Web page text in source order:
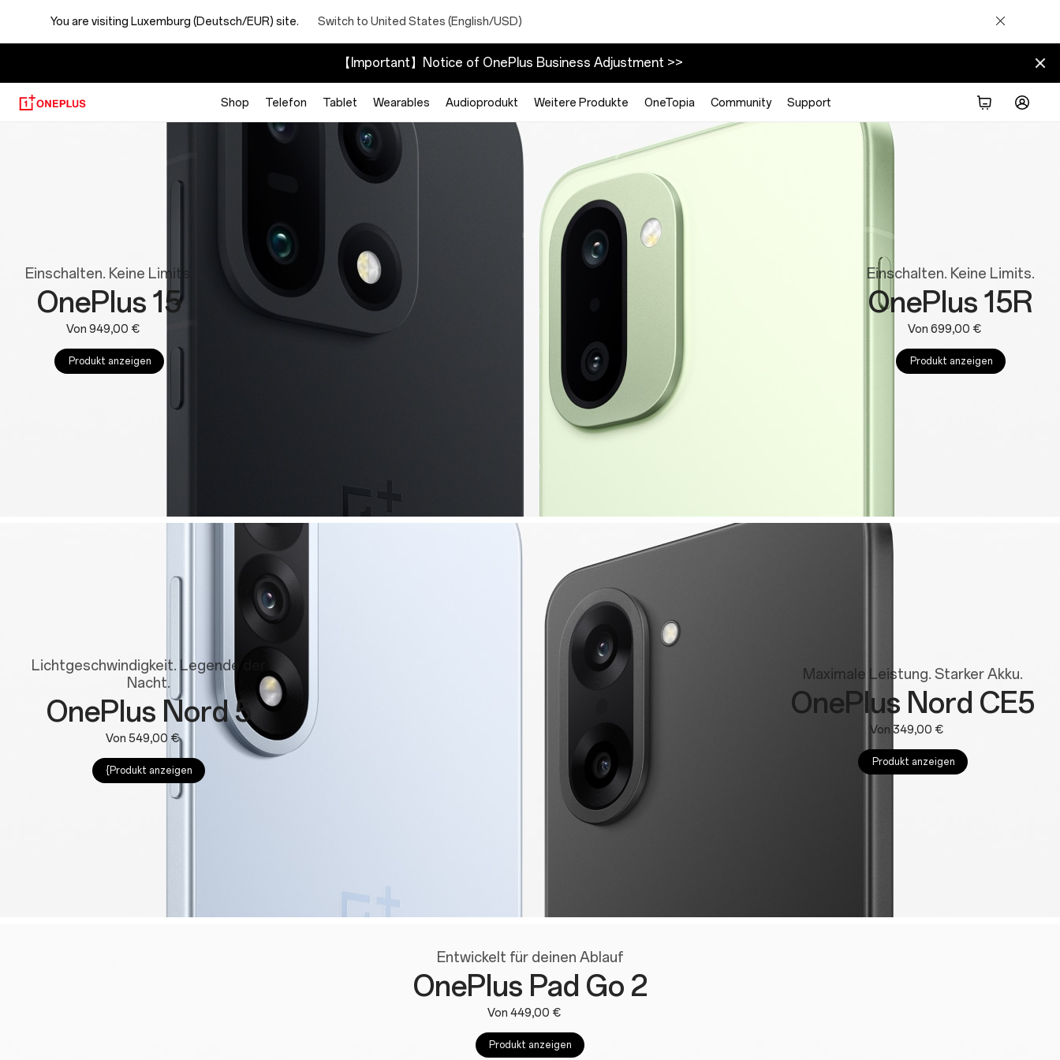
You are visiting Luxemburg (Deutsch/EUR) site. Switch to United States (English/USD)
【Important】Notice of OnePlus Business Adjustment >>
Shop Telefon Tablet Wearables Audioprodukt Weitere Produkte OneTopia Community Support
and
Wearables
Einschalten. Keine Limits.
OnePlus 15
Von 949,00 €
Produkt anzeigen
Einschalten. Keine Limits.
OnePlus 15R
Von 699,00 €
Produkt anzeigen
Lichtgeschwindigkeit. Legende der
Nacht.
OnePlus Nord 5
Von 549,00 €
{Produkt anzeigen
Maximale Leistung. Starker Akku.
OnePlus Nord CE5
Von 349,00 €
Produkt anzeigen
Entwickelt für deinen Ablauf
OnePlus Pad Go 2
Von 449,00 €
Produkt anzeigen